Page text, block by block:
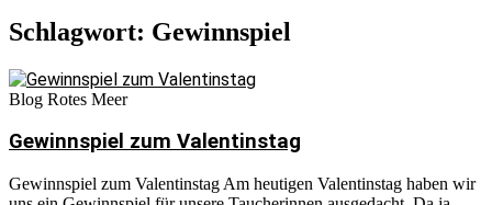
Schlagwort: Gewinnspiel
Blog Rotes Meer
Gewinnspiel zum Valentinstag
Gewinnspiel zum Valentinstag Am heutigen Valentinstag haben wir